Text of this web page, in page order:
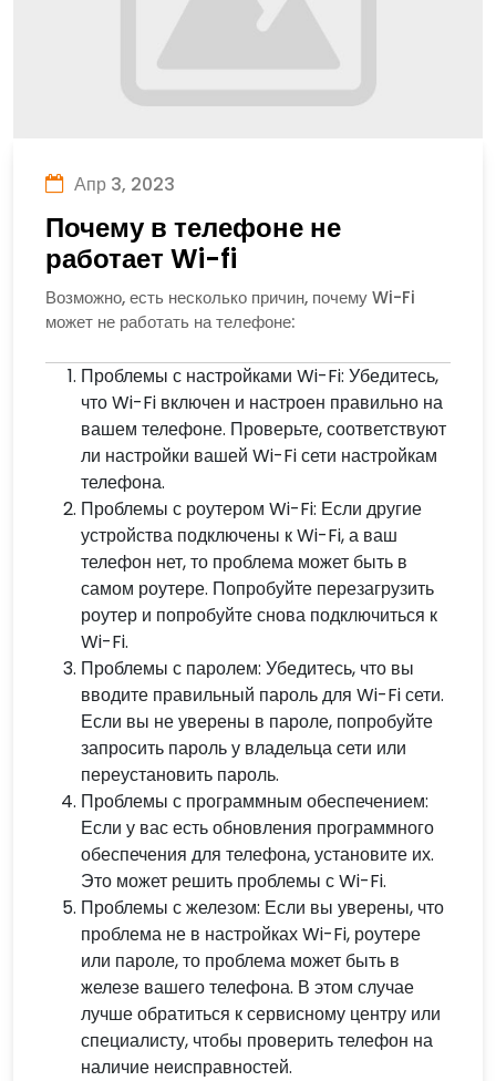
Апр 3, 2023
Почему в телефоне не
работает Wi-fi
Возможно, есть несколько причин, почему Wi-Fi
может не работать на телефоне:
Проблемы с настройками Wi-Fi: Убедитесь,
что Wi-Fi включен и настроен правильно на
вашем телефоне. Проверьте, соответствуют
ли настройки вашей Wi-Fi сети настройкам
телефона.
Проблемы с роутером Wi-Fi: Если другие
устройства подключены к Wi-Fi, а ваш
телефон нет, то проблема может быть в
самом роутере. Попробуйте перезагрузить
роутер и попробуйте снова подключиться к
Wi-Fi.
Проблемы с паролем: Убедитесь, что вы
вводите правильный пароль для Wi-Fi сети.
Если вы не уверены в пароле, попробуйте
запросить пароль у владельца сети или
переустановить пароль.
Проблемы с программным обеспечением:
Если у вас есть обновления программного
обеспечения для телефона, установите их.
Это может решить проблемы с Wi-Fi.
Проблемы с железом: Если вы уверены, что
проблема не в настройках Wi-Fi, роутере
или пароле, то проблема может быть в
железе вашего телефона. В этом случае
лучше обратиться к сервисному центру или
специалисту, чтобы проверить телефон на
наличие неисправностей.